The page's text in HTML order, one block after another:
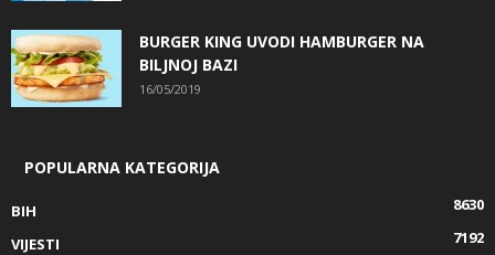
BURGER KING UVODI HAMBURGER NA
BILJNOJ BAZI
16/05/2019
POPULARNA KATEGORIJA
BIH
8630
VIJESTI
7192